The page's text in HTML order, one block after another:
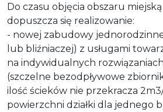
Do czasu objęcia obszaru
dopuszcza się realizowanie:
- nowej zabudowy
lub bliźniaczej) z usługami
na indywidualnych
(szczelne bezodpływowe
ilość ścieków nie przekracza
powierzchni działki dla jednego